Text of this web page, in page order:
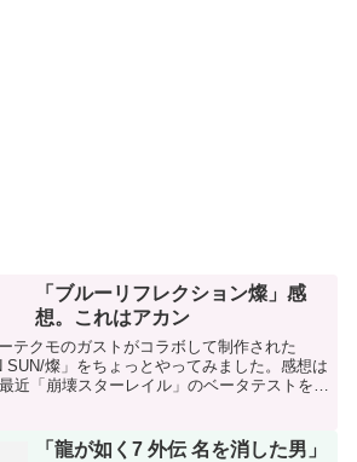
「ブルーリフレクション燦」感
想。これはアカン
テクモのガストがコラボして制作された
SUN/燦」をちょっとやってみました。感想は
近「崩壊スターレイル」のベータテストをや
「龍が如く7 外伝 名を消した男」